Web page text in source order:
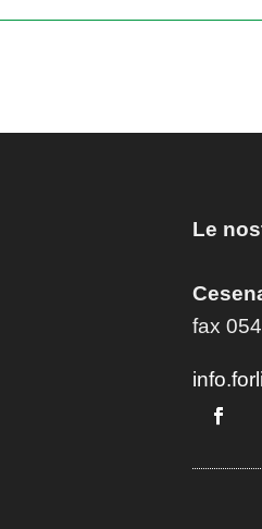
Le
fax